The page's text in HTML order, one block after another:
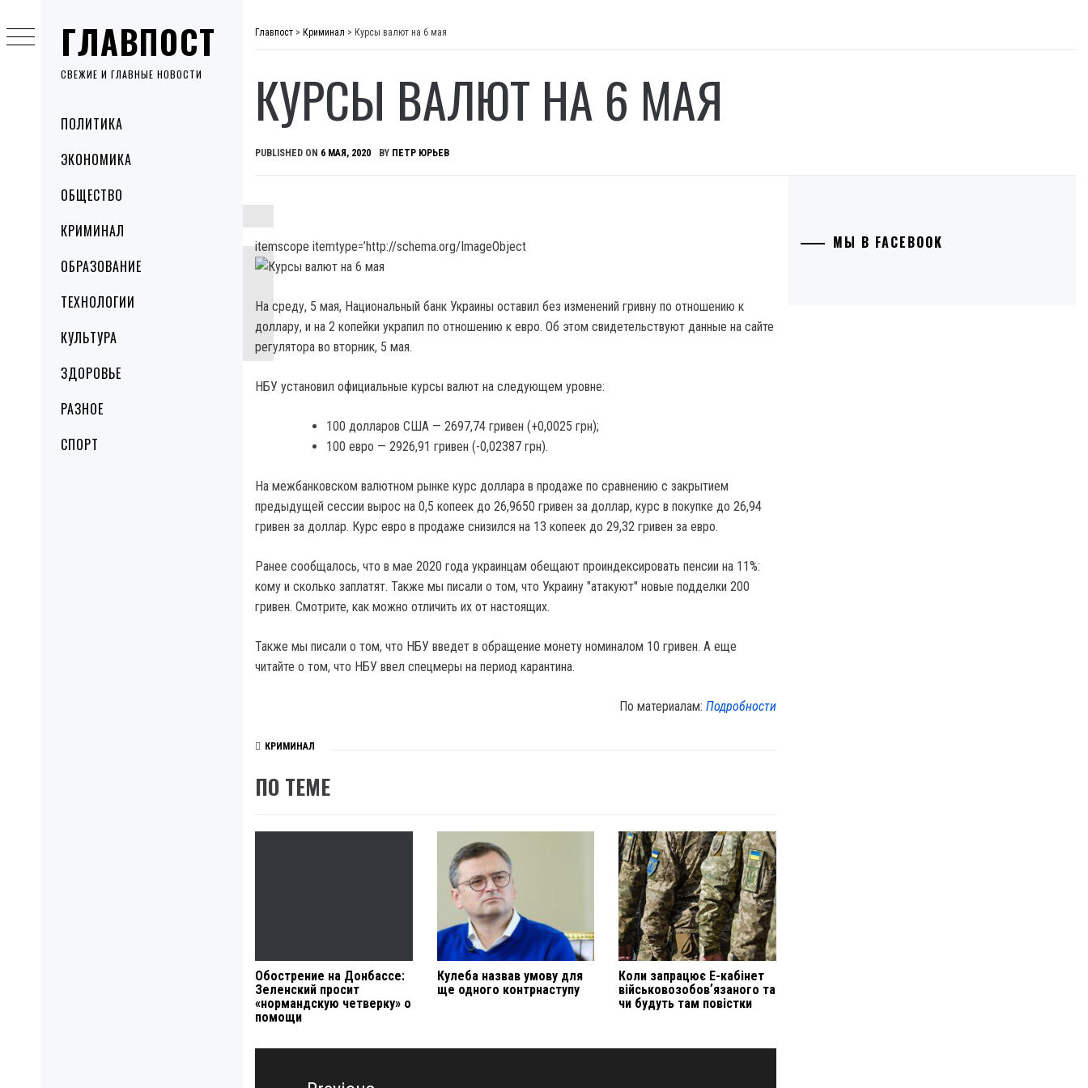
ГЛАВПОСТ
СВЕЖИЕ И ГЛАВНЫЕ НОВОСТИ
MenuПОЛИТИКА
ЭКОНОМИКА
ОБЩЕСТВО
КРИМИНАЛ
ОБРАЗОВАНИЕ
ТЕХНОЛОГИИ
КУЛЬТУРА
ЗДОРОВЬЕ
РАЗНОЕ
СПОРТ
to
content
Главпост > Криминал > Курсы валют на 6 мая
КУРСЫ ВАЛЮТ НА 6 МАЯ
PUBLISHED ON 6 МАЯ, 2020 BY ПЕТР ЮРЬЕВ
itemscope itemtype=’http://schema.org/ImageObject
На среду, 5 мая, Национальный банк Украины оставил без изменений гривну по отношению к
доллару, и на 2 копейки украпил по отношению к евро. Об этом свидетельствуют данные на сайте
регулятора во вторник, 5 мая.
НБУ установил официальные курсы валют на следующем уровне:
100 долларов США — 2697,74 гривен (+0,0025 грн);
100 евро — 2926,91 гривен (-0,02387 грн).
На межбанковском валютном рынке курс доллара в продаже по сравнению с закрытием
предыдущей сессии вырос на 0,5 копеек до 26,9650 гривен за доллар, курс в покупке до 26,94
гривен за доллар. Курс евро в продаже снизился на 13 копеек до 29,32 гривен за евро.
Ранее сообщалось, что в мае 2020 года украинцам обещают проиндексировать пенсии на 11%:
кому и сколько заплатят. Также мы писали о том, что Украину "атакуют" новые подделки 200
гривен. Смотрите, как можно отличить их от настоящих.
Также мы писали о том, что НБУ введет в обращение монету номиналом 10 гривен. А еще
читайте о том, что НБУ ввел спецмеры на период карантина.
По материалам:Подробности
КРИМИНАЛ
ПО ТЕМЕ
Обострение на Донбассе:
Зеленский просит
«нормандскую четверку» о
помощи
Кулеба назвав умову для
ще одного контрнаступу
Коли запрацює Е-кабінет
військовозобовʼязаного та
чи будуть там повістки
Навигация
МЫ В FACEBOOK